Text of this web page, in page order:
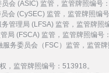
会 (ASIC) 监管，监管牌照编号
会 (CySEC) 监管，监管牌照编
管理局 (LFSA) 监管，监管牌照
局 (FSCA) 监管，监管牌照编号
务委员会（FSC）监管，监管牌
，监管牌照编号：513918。